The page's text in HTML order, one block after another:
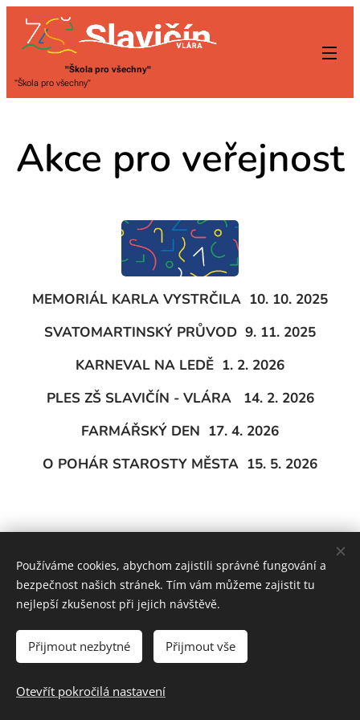
"Škola pro všechny"
"Škola pro všechny"
Akce pro veřejnost
MEMORIÁL KARLA VYSTRČILA 10. 10. 2025
SVATOMARTINSKÝ PRŮVOD 9. 11. 2025
KARNEVAL NA LEDĚ 1. 2. 2026
PLES ZŠ SLAVIČÍN - VLÁRA 14. 2. 2026
FARMÁŘSKÝ DEN 17. 4. 2026
O POHÁR STAROSTY MĚSTA 15. 5. 2026
Školní web vytvořil team ZŠ Slavičín
přístupnosti
Cookies
Používáme cookies, abychom zajistili správné fungování a
bezpečnost našich stránek. Tím vám můžeme zajistit tu
nejlepší zkušenost při jejich návštěvě.
Přijmout nezbytné Přijmout vše
Otevřít pokročilá nastavení